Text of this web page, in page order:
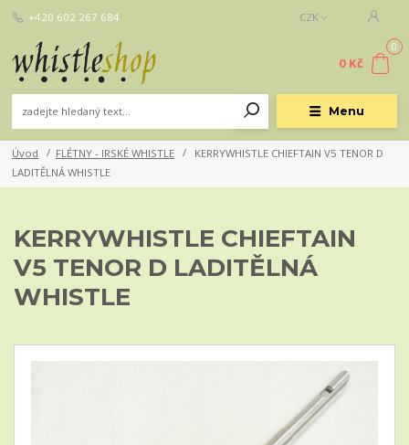
Menu
CZK
+420 602 267 684
0
0 Kč
Úvod FLÉTNY - IRSKÉ WHISTLE
KERRYWHISTLE CHIEFTAIN V5 TENOR D
LADITĚLNÁ WHISTLE
KERRYWHISTLE CHIEFTAIN
V5 TENOR D LADITĚLNÁ
WHISTLE